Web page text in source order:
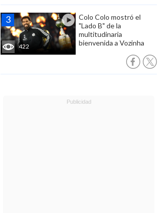
422
Colo Colo mostró el
"Lado B" de la
multitudinaria
bienvenida a Vozinha